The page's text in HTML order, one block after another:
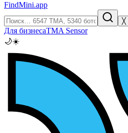
FindMini.app
╳
Для бизнесаTMA Sensor
🌙☀️